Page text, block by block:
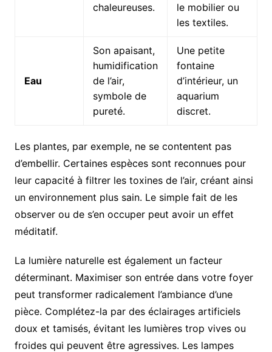
chaleureuses.
le mobilier ou
les textiles.
Eau
Son apaisant,
humidification
de l’air,
symbole de
pureté.
Une petite
fontaine
d’intérieur, un
aquarium
discret.
Les plantes, par exemple, ne se contentent pas
d’embellir. Certaines espèces sont reconnues pour
leur capacité à filtrer les toxines de l’air, créant ainsi
un environnement plus sain. Le simple fait de les
observer ou de s’en occuper peut avoir un effet
méditatif.
La lumière naturelle est également un facteur
déterminant. Maximiser son entrée dans votre foyer
peut transformer radicalement l’ambiance d’une
pièce. Complétez-la par des éclairages artificiels
doux et tamisés, évitant les lumières trop vives ou
froides qui peuvent être agressives. Les lampes